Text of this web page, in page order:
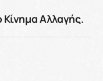
Αλλαγής.